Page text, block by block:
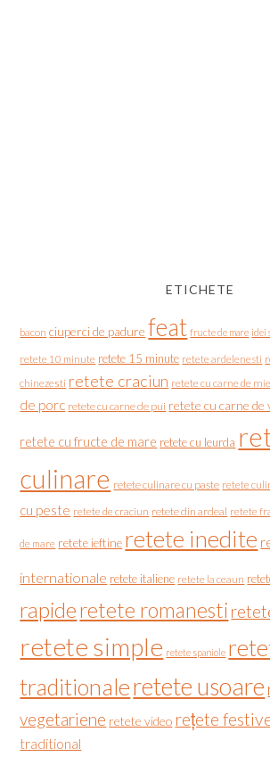
ETICHETE
bacon ciuperci de padure feat fructe de mare idei
retete 10 minute retete 15 minute retete ardelenesti
chinezesti retete craciun retete cu carne de
de porc retete cu carne de pui retete cu carne de
retete cu fructe de mare retete cu leurda
culinare retete culinare cu paste retete
cu peste retete de craciun retete din ardeal retete
de mare retete ieftine retete inedite
internationale retete italiene retete la ceaun
rapideretete romanesti
retete simple retete spaniole
traditionaleretete usoare
vegetariene retete video rețete
traditional